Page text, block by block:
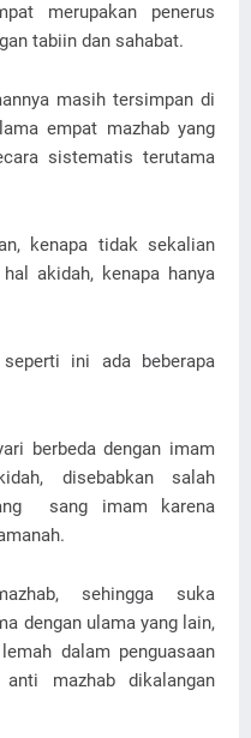
merupakan penerus
tabiin dan sahabat.
masih tersimpan di
empat mazhab yang
sistematis terutama
kenapa tidak sekalian
akidah, kenapa hanya
seperti ini ada beberapa
berbeda dengan imam
disebabkan salah
sang imam karena
sehingga suka
dengan ulama yang lain,
dalam penguasaan
mazhab dikalangan